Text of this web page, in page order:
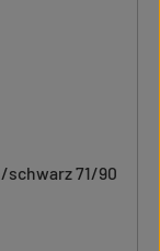
schwarz 71/90